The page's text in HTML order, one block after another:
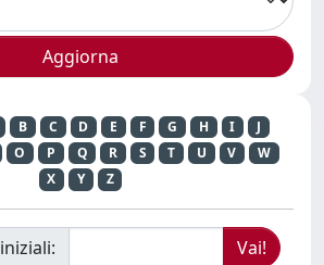
B C D E F G H I
J
O P Q R S T U V
W
X
Y Z